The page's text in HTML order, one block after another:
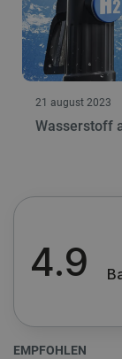
4.9
EMPFOHLEN
21 august 2023
Wasserstoff